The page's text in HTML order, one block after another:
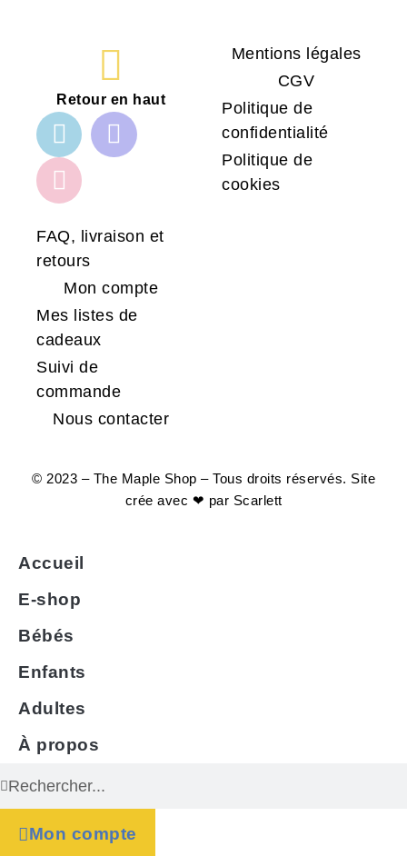
FAQ, livraison et
retours
Mon compte
Mes listes de
cadeaux
Suivi de
commande
Nous contacter
Mentions légales
CGV
Politique de
confidentialité
Politique de
cookies
Retour en haut
© 2023 – The Maple Shop – Tous droits réservés. Site
crée avec ❤ par Scarlett
Accueil
E-shop
Bébés
Enfants
Adultes
À propos
Mon compte